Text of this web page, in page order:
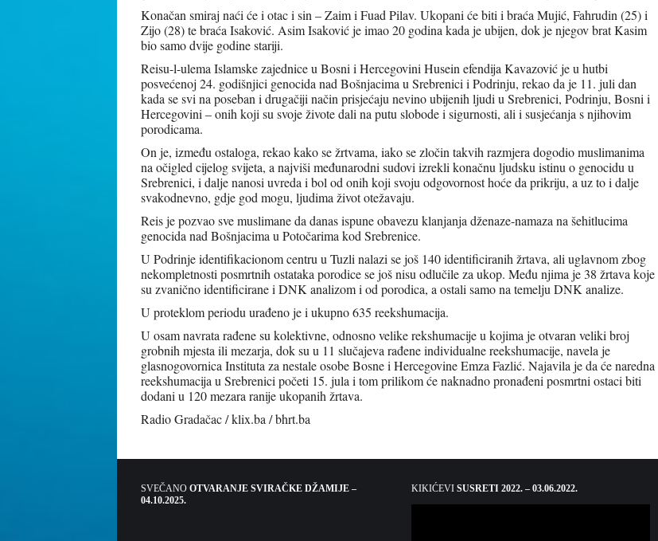
Konačan smiraj naći će i otac i sin – Zaim i Fuad Pilav. Ukopani će biti i braća Mujić, Fahrudin (25) i
Zijo (28) te braća Isaković. Asim Isaković je imao 20 godina kada je ubijen, dok je njegov brat Kasim
bio samo dvije godine stariji.
Reisu-l-ulema Islamske zajednice u Bosni i Hercegovini Husein efendija Kavazović je u hutbi
posvećenoj 24. godišnjici genocida nad Bošnjacima u Srebrenici i Podrinju, rekao da je 11. juli dan
kada se svi na poseban i drugačiji način prisjećaju nevino ubijenih ljudi u Srebrenici, Podrinju, Bosni i
Hercegovini – onih koji su svoje živote dali na putu slobode i sigurnosti, ali i susjećanja s njihovim
porodicama.
On je, između ostaloga, rekao kako se žrtvama, iako se zločin takvih razmjera dogodio muslimanima
na očigled cijelog svijeta, a najviši međunarodni sudovi izrekli konačnu ljudsku istinu o genocidu u
Srebrenici, i dalje nanosi uvreda i bol od onih koji svoju odgovornost hoće da prikriju, a uz to i dalje
svakodnevno, gdje god mogu, ljudima život otežavaju.
Reis je pozvao sve muslimane da danas ispune obavezu klanjanja dženaze-namaza na šehitlucima
genocida nad Bošnjacima u Potočarima kod Srebrenice.
U Podrinje identifikacionom centru u Tuzli nalazi se još 140 identificiranih žrtava, ali uglavnom zbog
nekompletnosti posmrtnih ostataka porodice se još nisu odlučile za ukop. Među njima je 38 žrtava koje
su zvanično identificirane i DNK analizom i od porodica, a ostali samo na temelju DNK analize.
U proteklom periodu urađeno je i ukupno 635 reekshumacija.
U osam navrata rađene su kolektivne, odnosno velike rekshumacije u kojima je otvaran veliki broj
grobnih mjesta ili mezarja, dok su u 11 slučajeva rađene individualne reekshumacije, navela je
glasnogovornica Instituta za nestale osobe Bosne i Hercegovine Emza Fazlić. Najavila je da će naredna
reekshumacija u Srebrenici početi 15. jula i tom prilikom će naknadno pronađeni posmrtni ostaci biti
dodani u 120 mezara ranije ukopanih žrtava.
Radio Gradačac / klix.ba / bhrt.ba
SVEČANO OTVARANJE SVIRAČKE DŽAMIJE –
04.10.2025.
KIKIĆEVI SUSRETI 2022. – 03.06.2022.